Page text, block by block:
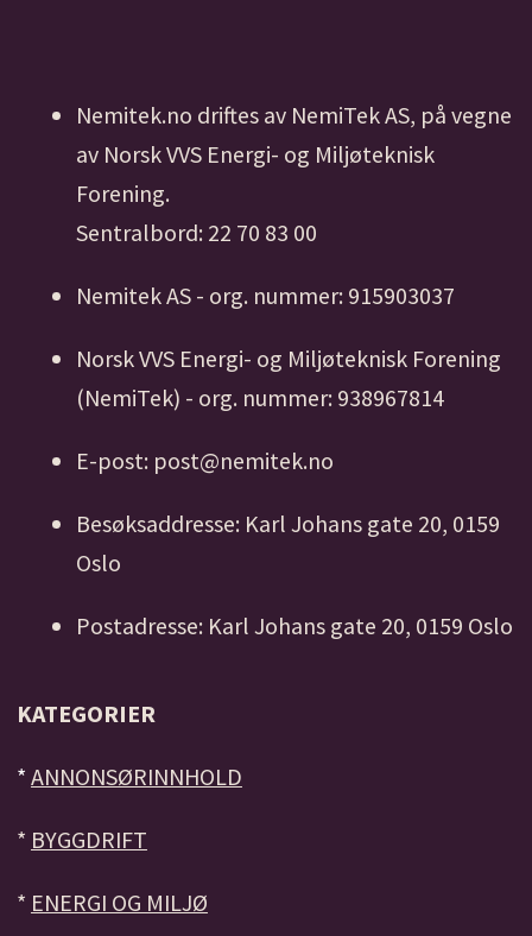
Nemitek.no driftes av NemiTek AS, på vegne
av Norsk VVS Energi- og Miljøteknisk
Forening.
Sentralbord: 22 70 83 00
Nemitek AS - org. nummer: 915903037
Norsk VVS Energi- og Miljøteknisk Forening
(NemiTek) - org. nummer: 938967814
E-post: post@nemitek.no
Besøksaddresse: Karl Johans gate 20, 0159
Oslo
Postadresse: Karl Johans gate 20, 0159 Oslo
KATEGORIER
* ANNONSØRINNHOLD
* BYGGDRIFT
* ENERGI OG MILJØ